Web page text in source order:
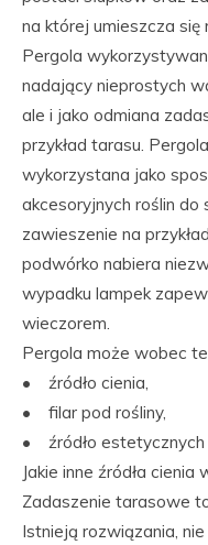
na której umieszcza się
Pergola
nadający nieprostych
ale i jako odmiana
przykład tarasu.
wykorzystana jako
akcesoryjnych roślin
zawieszenie na
podwórko nabiera
wypadku lampek
wieczorem.
Pergola może wobec
• źródło cienia,
• filar pod rośliny,
• źródło estetycznych
Jakie inne źródła
Zadaszenie tarasowe
Istnieją rozwiązania,